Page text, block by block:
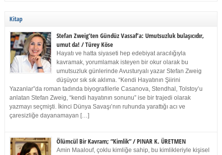
Kitap
Stefan Zweig’ten Gündüz Vassaf’a: Umutsuzluk bulaşıcıdır,
umut da! / Türey Köse
Hayatı ve hatta siyaseti hep edebiyat aracılığıyla
kavramak, yorumlamak isteyen bir okur olarak bu
umutsuzluk günlerinde Avusturyalı yazar Stefan Zweig
düşüyor sık sık aklıma. “Kendi Hayatının Şiirini
Yazanlar”da roman tadında biyografilerle Casanova, Stendhal, Tolstoy’u
anlatan Stefan Zweig, “kendi hayatının sonunu” ise bir trajedi olarak
yazmayı seçmişti. İkinci Dünya Savaşı’nın ruhunda yarattığı acı ve
çaresizliğe dayanamayan […]
Ölümcül Bir Kavram; “Kimlik” / PINAR K. ÜRETMEN
Amin Maalouf, çoklu kimliğe sahip, bu kimlikleriyle kişisel